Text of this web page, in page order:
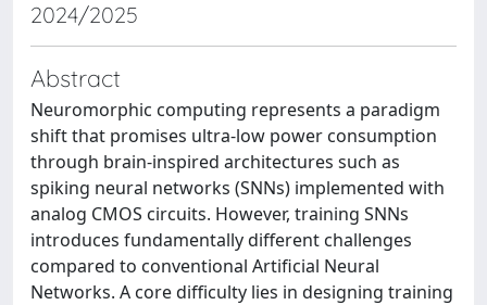
2024/2025
Abstract
Neuromorphic computing represents a paradigm
shift that promises ultra-low power consumption
through brain-inspired architectures such as
spiking neural networks (SNNs) implemented with
analog CMOS circuits. However, training SNNs
introduces fundamentally different challenges
compared to conventional Artificial Neural
Networks. A core difficulty lies in designing training